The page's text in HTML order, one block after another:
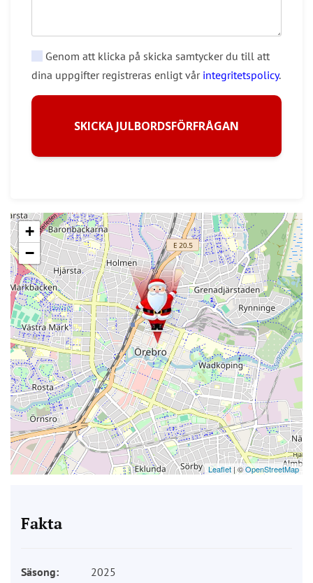
Genom att klicka på skicka samtycker du till att
dina uppgifter registreras enligt vår integritetspolicy.
SKICKA JULBORDSFÖRFRÅGAN
+
−
Leaflet | ©OpenStreetMap
Fakta
Säsong: 2025